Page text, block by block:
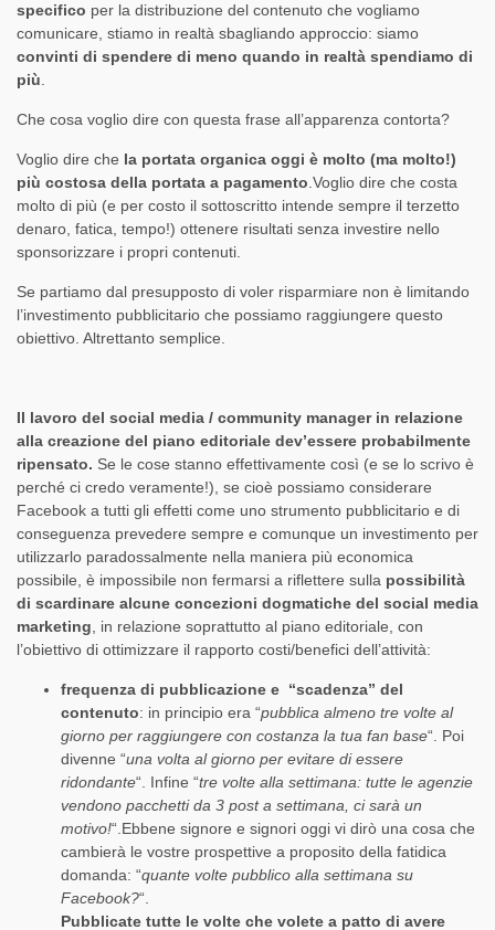
specifico per la distribuzione del contenuto che vogliamo
comunicare, stiamo in realtà sbagliando approccio: siamo
convinti di spendere di meno quando in realtà spendiamo di
più.
Che cosa voglio dire con questa frase all’apparenza contorta?
Voglio dire che la portata organica oggi è molto (ma molto!)
più costosa della portata a pagamento.Voglio dire che costa
molto di più (e per costo il sottoscritto intende sempre il terzetto
denaro, fatica, tempo!) ottenere risultati senza investire nello
sponsorizzare i propri contenuti.
Se partiamo dal presupposto di voler risparmiare non è limitando
l’investimento pubblicitario che possiamo raggiungere questo
obiettivo. Altrettanto semplice.
Il lavoro del social media / community manager in relazione
alla creazione del piano editoriale dev’essere probabilmente
ripensato. Se le cose stanno effettivamente così (e se lo scrivo è
perché ci credo veramente!), se cioè possiamo considerare
Facebook a tutti gli effetti come uno strumento pubblicitario e di
conseguenza prevedere sempre e comunque un investimento per
utilizzarlo paradossalmente nella maniera più economica
possibile, è impossibile non fermarsi a riflettere sulla possibilità
di scardinare alcune concezioni dogmatiche del social media
marketing, in relazione soprattutto al piano editoriale, con
l’obiettivo di ottimizzare il rapporto costi/benefici dell’attività:
frequenza di pubblicazione e “scadenza” del
contenuto: in principio era “pubblica almeno tre volte al
giorno per raggiungere con costanza la tua fan base“. Poi
divenne “una volta al giorno per evitare di essere
ridondante“. Infine “tre volte alla settimana: tutte le agenzie
vendono pacchetti da 3 post a settimana, ci sarà un
motivo!“.Ebbene signore e signori oggi vi dirò una cosa che
cambierà le vostre prospettive a proposito della fatidica
domanda: “quante volte pubblico alla settimana su
Facebook?“.
Pubblicate tutte le volte che volete a patto di avere